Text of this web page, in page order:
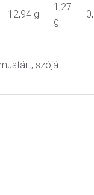
12,94 g
1,27
g
szóját